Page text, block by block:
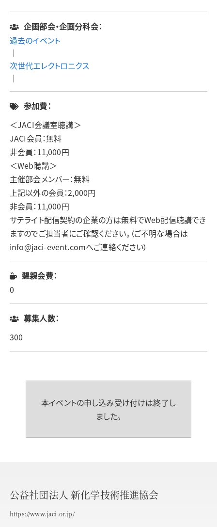
企画部会・企画分科会：
過去のイベント
｜
次世代エレクトロニクス
｜
参加費：
＜JACI会議室聴講＞
JACI会員：無料
非会員：11,000円
＜Web聴講＞
主催部会メンバー：無料
上記以外の会員：2,000円
非会員：11,000円
サテライト配信契約の企業の方は無料でWeb配信聴講でき
ますのでご担当者にご確認ください。（ご不明な場合は
info@jaci-event.comへご連絡ください）
懇親会費：
0
募集人数：
300
本イベントの申し込み受け付けは終了し
ました。
公益社団法人 新化学技術推進協会
https://www.jaci.or.jp/